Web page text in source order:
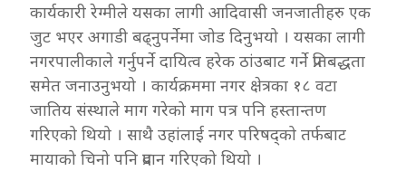
कार्यकारी रेग्मीले यसका लागी आदिवासी जनजातीहरु एक
जुट भएर अगाडी बढ्नुपर्नेमा जोड दिनुभयो । यसका लागी
नगरपालीकाले गर्नुपर्ने दायित्व हरेक ठांउबाट गर्ने प्रतिबद्धता
समेत जनाउनुभयो । कार्यक्रममा नगर क्षेत्रका १८ वटा
जातिय संस्थाले माग गरेको माग पत्र पनि हस्तान्तण
गरिएको थियो । साथै उहांलाई नगर परिषद्को तर्फबाट
मायाको चिनो पनि प्रदान गरिएको थियो ।